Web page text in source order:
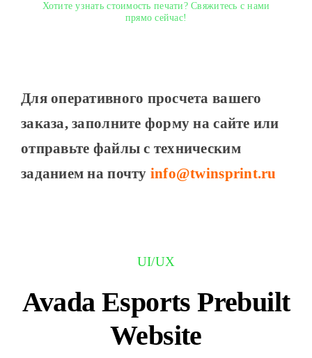
Хотите узнать стоимость печати? Свяжитесь с нами
прямо сейчас!
Для оперативного просчета вашего
заказа, заполните форму на сайте или
отправьте файлы с техническим
заданием на почту info@twinsprint.ru
UI/UX
Avada Esports Prebuilt
Website